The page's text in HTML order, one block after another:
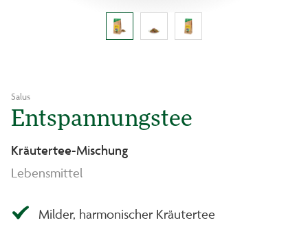
Salus
Entspannungstee
Kräutertee-Mischung
Lebensmittel
Milder, harmonischer Kräutertee